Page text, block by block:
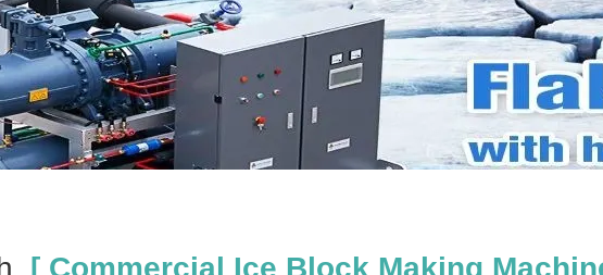
[ Commercial Ice Block Making